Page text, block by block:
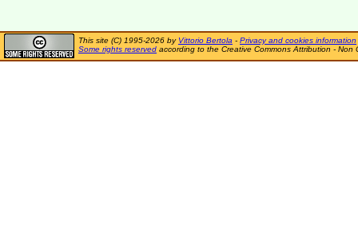
This site (C) 1995-2026 by Vittorio Bertola - Privacy and cookies information
Some rights reserved according to the Creative Commons Attribution - Non